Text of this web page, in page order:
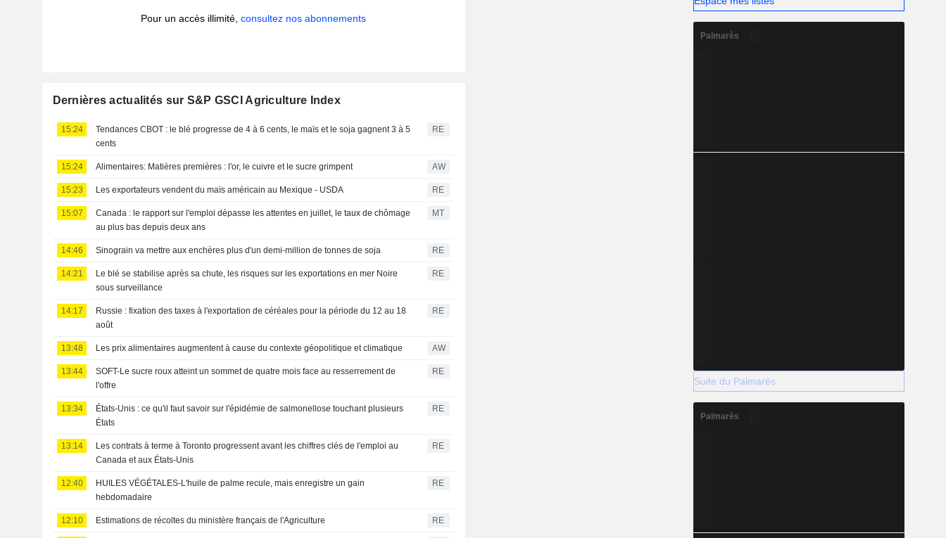
Pour un accès illimité,consultez nos abonnements
Dernières actualités sur S&P GSCI Agriculture Index
15:24
Tendances CBOT : le blé progresse de 4 à 6 cents, le maïs et le soja gagnent 3 à 5
cents
RE
15:24 Alimentaires: Matières premières : l'or, le cuivre et le sucre grimpent AW
15:23 Les exportateurs vendent du maïs américain au Mexique - USDA RE
15:07
Canada : le rapport sur l'emploi dépasse les attentes en juillet, le taux de chômage
au plus bas depuis deux ans
MT
14:46 Sinograin va mettre aux enchères plus d'un demi-million de tonnes de soja RE
14:21
Le blé se stabilise après sa chute, les risques sur les exportations en mer Noire
sous surveillance
RE
14:17
Russie : fixation des taxes à l'exportation de céréales pour la période du 12 au 18
août
RE
13:48 Les prix alimentaires augmentent à cause du contexte géopolitique et climatique AW
13:44
SOFT-Le sucre roux atteint un sommet de quatre mois face au resserrement de
l'offre
RE
13:34
États-Unis : ce qu'il faut savoir sur l'épidémie de salmonellose touchant plusieurs
États
RE
13:14
Les contrats à terme à Toronto progressent avant les chiffres clés de l'emploi au
Canada et aux États-Unis
RE
12:40
HUILES VÉGÉTALES-L'huile de palme recule, mais enregistre un gain
hebdomadaire
RE
12:10 Estimations de récoltes du ministère français de l'Agriculture RE
Palmarès
Suite du Palmarès
Palmarès